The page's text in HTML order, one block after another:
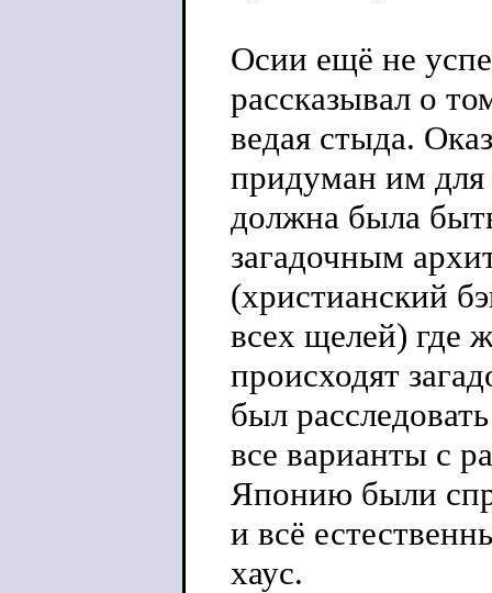
Осии ещё не
рассказывал о
ведая стыда.
придуман им для
должна была
загадочным
(христианский
всех щелей) где
происходят
был
все варианты с
Японию были
и всё
хаус.